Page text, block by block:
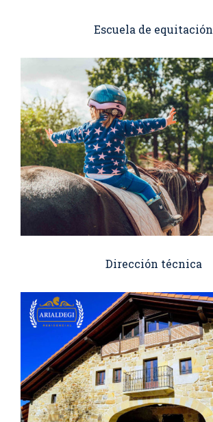
Escuela de equitación
Dirección técnica